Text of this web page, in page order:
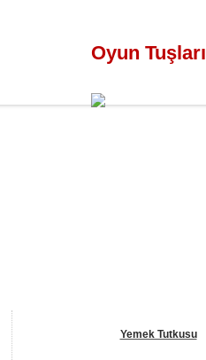
Oyun Tuşları
Yemek Tutkusu